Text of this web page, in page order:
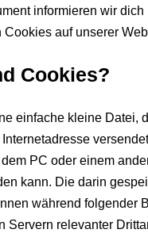
informieren wir dich
auf unserer
Cookies?
einfache kleine Datei,
PC oder einem
kann. Die darin
während folgender
Servern relevanter